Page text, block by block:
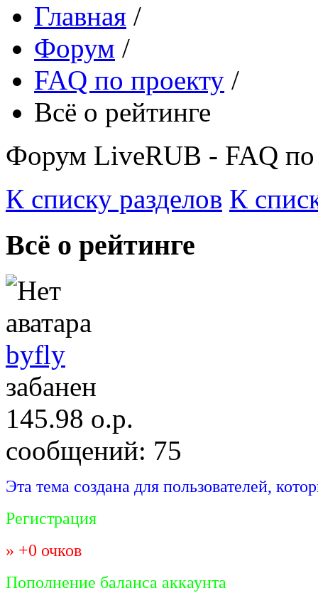
Главная /
Форум /
FAQ по проекту /
Всё о рейтинге
Форум LiveRUB - FAQ по
К списку разделов К
Всё о рейтинге
byfly
забанен
145.98 о.р.
сообщений: 75
Эта тема создана для пользователей,
Регистрация
» +0 очков
Пополнение баланса аккаунта